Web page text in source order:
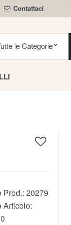
Contattaci
Prod.: 20279
Articolo: